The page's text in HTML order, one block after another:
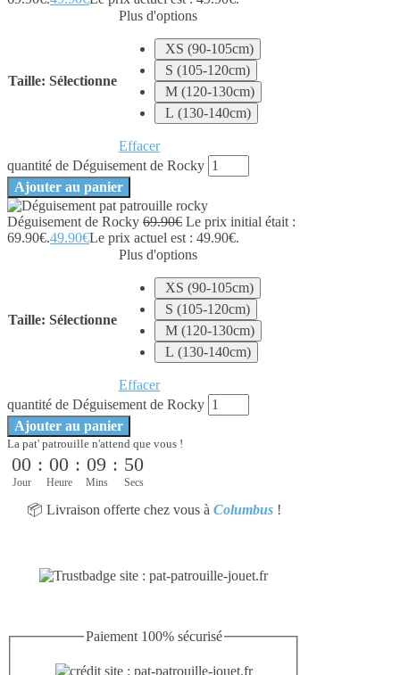
Taille: Sélectionne
Plus d'options
XS (90-105cm)
S (105-120cm)
M (120-130cm)
L (130-140cm)
Effacer
quantité de Déguisement de Rocky
Ajouter au panier
Déguisement de Rocky 69.90€ Le prix initial était :
69.90€.49.90€Le prix actuel est : 49.90€.
Taille: Sélectionne
Plus d'options
XS (90-105cm)
S (105-120cm)
M (120-130cm)
L (130-140cm)
Effacer
quantité de Déguisement de Rocky
Ajouter au panier
La pat' patrouille n'attend que vous !
00
Jour
: 00
Heure
: 09
Mins
: 50
Secs
📦 Livraison offerte chez vous à Columbus !
Paiement 100% sécurisé